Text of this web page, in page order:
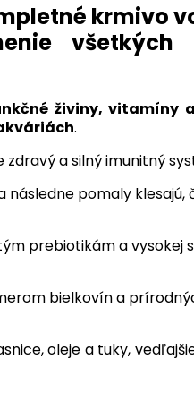
krmivo
všetkých
živiny, vitamíny
.
a silný imunitný
následne pomaly
prebiotikám a
bielkovín a
oleje a tuky,